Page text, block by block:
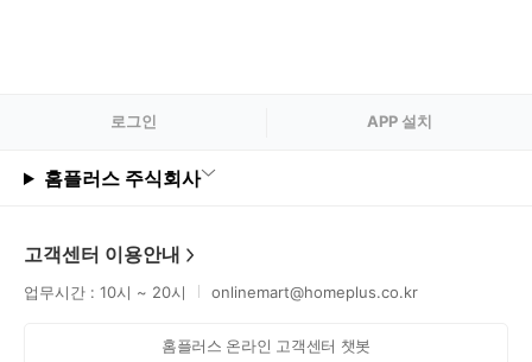
로그인 APP 설치
홈플러스 주식회사
고객센터 이용안내
업무시간 : 10시 ~ 20시 onlinemart@homeplus.co.kr
홈플러스 온라인 고객센터 챗봇